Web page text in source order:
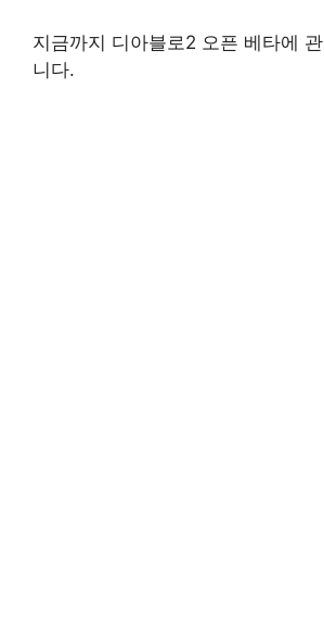
지금까지 디아블로2 오픈 베타에
니다.